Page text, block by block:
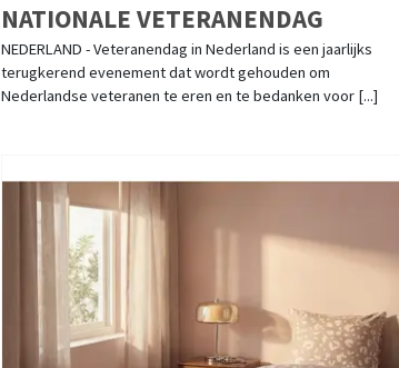
NATIONALE VETERANENDAG
NEDERLAND - Veteranendag in Nederland is een jaarlijks
terugkerend evenement dat wordt gehouden om
Nederlandse veteranen te eren en te bedanken voor [...]